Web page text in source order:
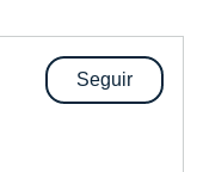
Seguir